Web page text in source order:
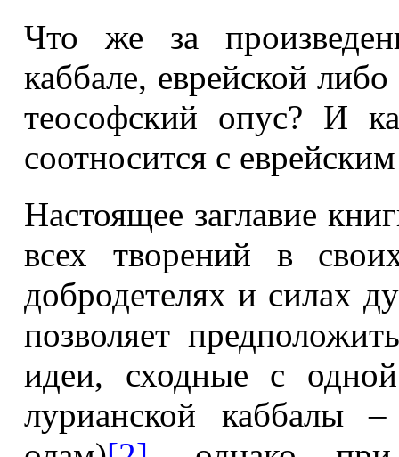
Что же за
каббале, еврейской
теософский опус? И
соотносится с
Настоящее заглавие
всех творений в
добродетелях и силах
позволяет
идеи, сходные с
лурианской каббалы